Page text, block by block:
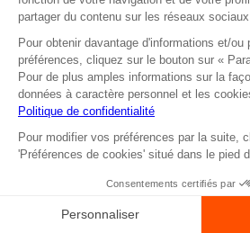
Ajouter au panier
précédent